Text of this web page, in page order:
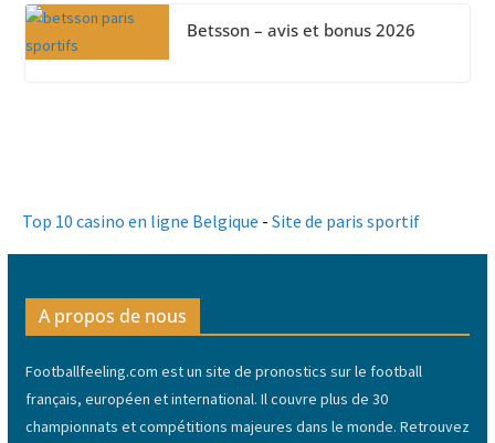
Betsson – avis et bonus 2026
Top 10 casino en ligne Belgique - Site de paris sportif
A propos de nous
Footballfeeling.com est un site de pronostics sur le football
français, européen et international. Il couvre plus de 30
championnats et compétitions majeures dans le monde. Retrouvez